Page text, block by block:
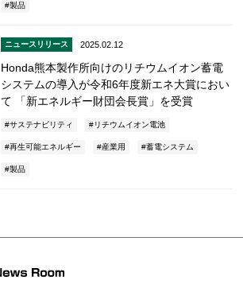
製品
ニュースリリース 2025.02.12
Honda熊本製作所向けのリチウムイオン蓄電
システムの導入が令和6年度新エネ大賞におい
て 「新エネルギー財団会長賞」を受賞
サステナビリティ リチウムイオン電池
再生可能エネルギー 産業用 蓄電システム
製品